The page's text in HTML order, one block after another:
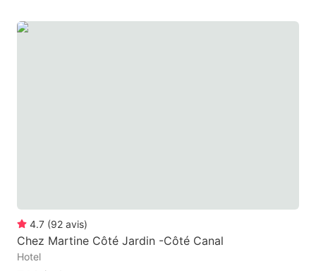
4.7 (92 avis)
Chez Martine Côté Jardin -Côté Canal
Hotel